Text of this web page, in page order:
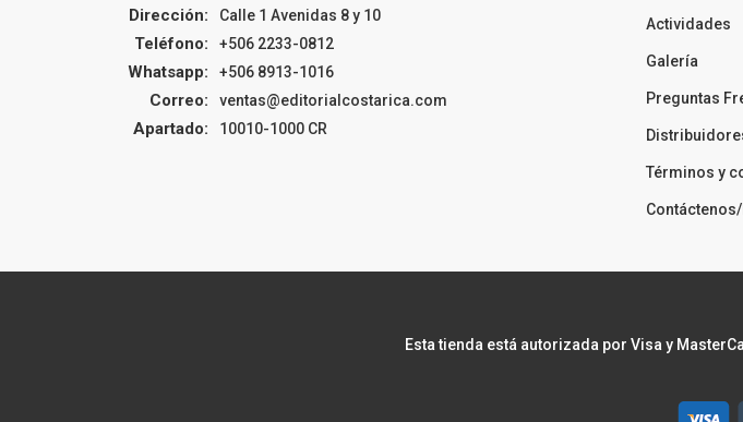
Dirección: Calle 1 Avenidas 8 y 10
Teléfono: +506 2233-0812
Whatsapp: +506 8913-1016
Correo: ventas@editorialcostarica.com
Apartado: 10010-1000 CR
Actividades
Galería
Preguntas
Términos y
Esta tienda está autorizada por Visa y